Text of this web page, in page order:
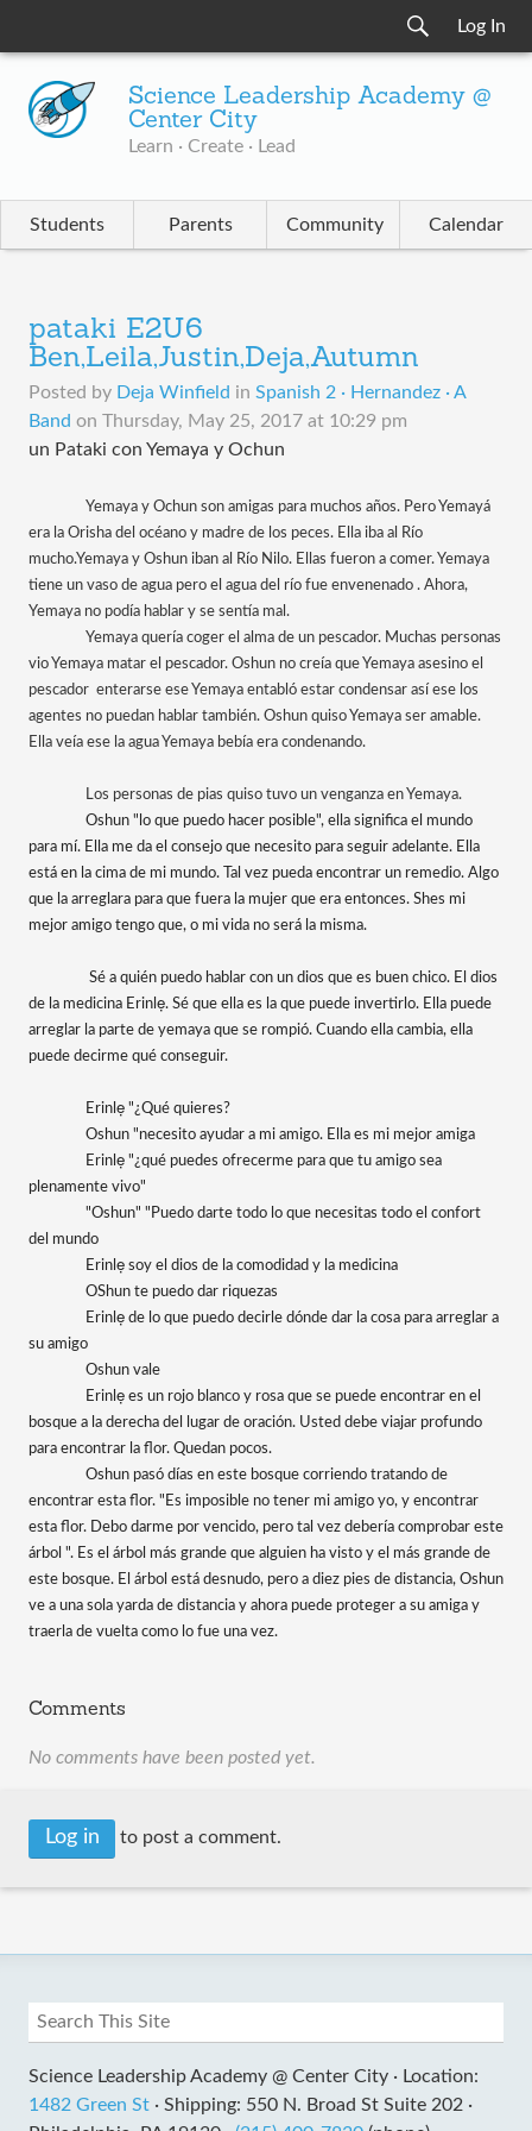
Log In
Science Leadership Academy @
Center City
Learn · Create · Lead
Students Parents Community Calendar
pataki E2U6
Ben,Leila,Justin,Deja,Autumn
Posted by Deja Winfield in Spanish 2 · Hernandez · A
Band on Thursday, May 25, 2017 at 10:29 pm
un Pataki con Yemaya y Ochun
Yemaya y Ochun son amigas para muchos años. Pero Yemayá
era la Orisha del océano y madre de los peces. Ella iba al Río
mucho.Yemaya y Oshun iban al Río Nilo. Ellas fueron a comer. Yemaya
tiene un vaso de agua pero el agua del río fue envenenado . Ahora,
Yemaya no podía hablar y se sentía mal.
Yemaya quería coger el alma de un pescador. Muchas personas
vio Yemaya matar el pescador. Oshun no creía que Yemaya asesino el
pescador  enterarse ese Yemaya entabló estar condensar así ese los
agentes no puedan hablar también. Oshun quiso Yemaya ser amable.
Ella veía ese la agua Yemaya bebía era condenando.
Los personas de pias quiso tuvo un venganza en Yemaya.
Oshun "lo que puedo hacer posible", ella significa el mundo
para mí. Ella me da el consejo que necesito para seguir adelante. Ella
está en la cima de mi mundo. Tal vez pueda encontrar un remedio. Algo
que la arreglara para que fuera la mujer que era entonces. Shes mi
mejor amigo tengo que, o mi vida no será la misma.
de la medicina Erinlẹ. Sé que ella es la que puede invertirlo. Ella puede
arreglar la parte de yemaya que se rompió. Cuando ella cambia, ella
puede decirme qué conseguir.
Erinlẹ "¿Qué quieres?
Oshun "necesito ayudar a mi amigo. Ella es mi mejor amiga
Erinlẹ "¿qué puedes ofrecerme para que tu amigo sea
plenamente vivo"
"Oshun" "Puedo darte todo lo que necesitas todo el confort
del mundo
Erinlẹ soy el dios de la comodidad y la medicina
OShun te puedo dar riquezas
Erinlẹ de lo que puedo decirle dónde dar la cosa para arreglar a
su amigo
Oshun vale
Erinlẹ es un rojo blanco y rosa que se puede encontrar en el
bosque a la derecha del lugar de oración. Usted debe viajar profundo
para encontrar la flor. Quedan pocos.
Oshun pasó días en este bosque corriendo tratando de
encontrar esta flor. "Es imposible no tener mi amigo yo, y encontrar
esta flor. Debo darme por vencido, pero tal vez debería comprobar este
árbol ". Es el árbol más grande que alguien ha visto y el más grande de
este bosque. El árbol está desnudo, pero a diez pies de distancia, Oshun
ve a una sola yarda de distancia y ahora puede proteger a su amiga y
traerla de vuelta como lo fue una vez.
Comments
No comments have been posted yet.
Log in to post a comment.
Science Leadership Academy @ Center City · Location:
1482 Green St · Shipping: 550 N. Broad St Suite 202 ·